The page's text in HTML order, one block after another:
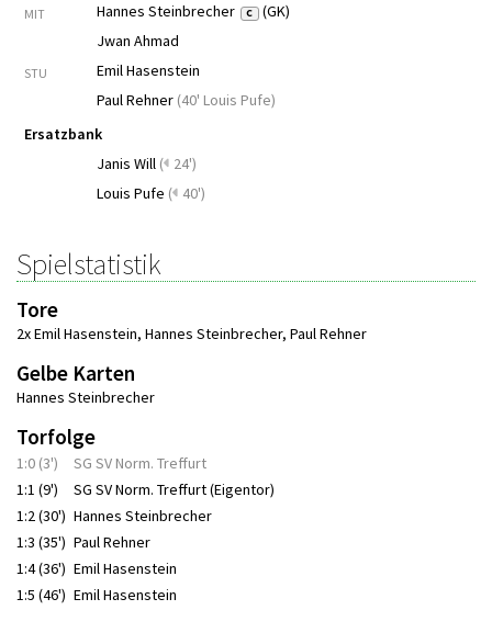
MIT Hannes Steinbrecher C (GK)
Jwan Ahmad
STU
Emil Hasenstein
Paul Rehner (40' Louis Pufe)
Ersatzbank
Janis Will ( 24')
Louis Pufe ( 40')
Spielstatistik
Tore
2x Emil Hasenstein, Hannes Steinbrecher, Paul Rehner
Gelbe Karten
Hannes Steinbrecher
Torfolge
1:0 (3')
SG SV Norm. Treffurt
1:1 (9')
SG SV Norm. Treffurt (Eigentor)
1:2 (30') Hannes Steinbrecher
1:3 (35') Paul Rehner
1:4 (36') Emil Hasenstein
1:5 (46') Emil Hasenstein